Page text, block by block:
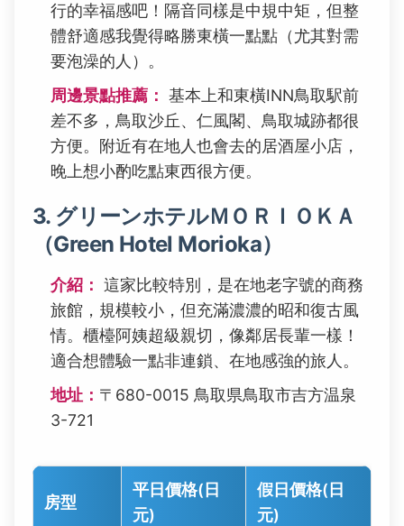
行的幸福感吧！隔音同樣是中規中矩，但整
體舒適感我覺得略勝東橫一點點（尤其對需
要泡澡的人）。
周邊景點推薦： 基本上和東橫INN鳥取駅前
差不多，鳥取沙丘、仁風閣、鳥取城跡都很
方便。附近有在地人也會去的居酒屋小店，
晚上想小酌吃點東西很方便。
3. グリーンホテルＭＯＲＩＯＫＡ
（Green Hotel Morioka）
介紹： 這家比較特別，是在地老字號的商務
旅館，規模較小，但充滿濃濃的昭和復古風
情。櫃檯阿姨超級親切，像鄰居長輩一樣！
適合想體驗一點非連鎖、在地感強的旅人。
地址： 〒680-0015 鳥取県鳥取市吉方温泉
3-721
房型
平日價格(日
元)
假日價格(日
元)